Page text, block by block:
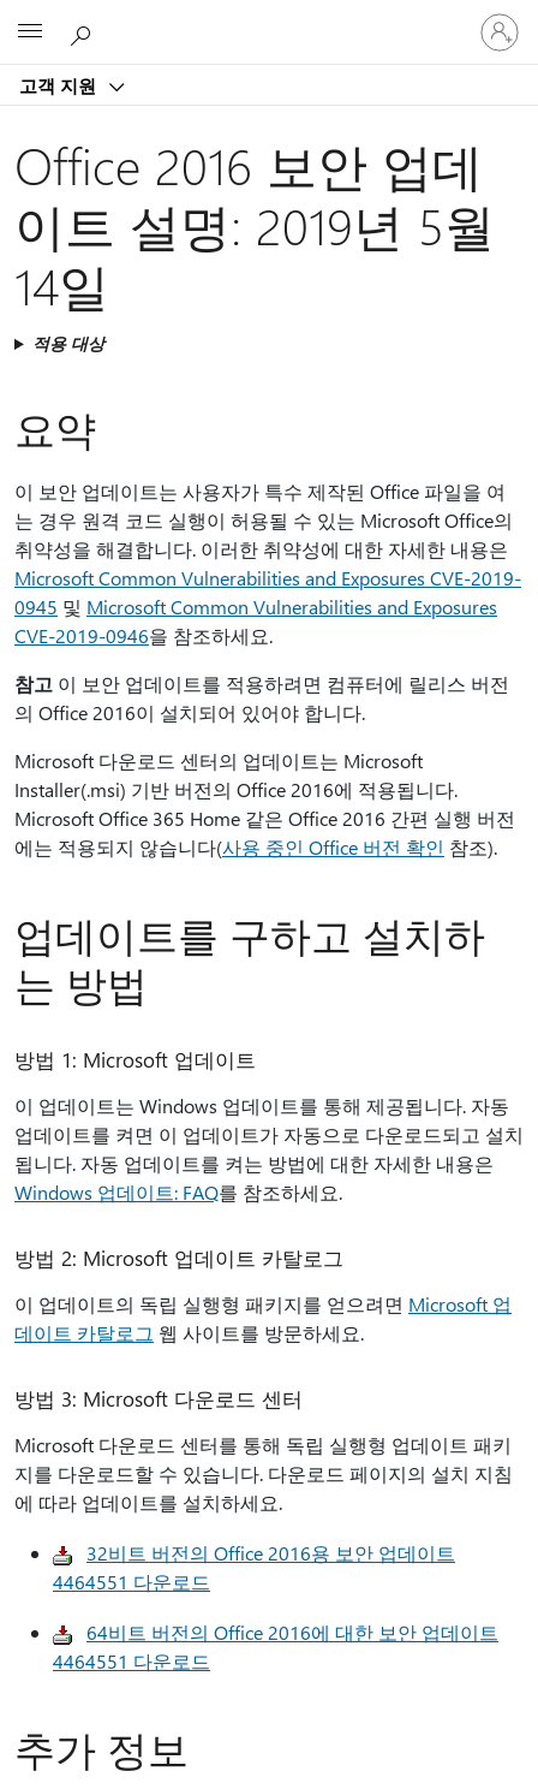
고객 지원
귀
하
계
로
인
Office 2016 보안 업데
이트 설명: 2019년 5월
14일
적용 대상
요약​​
이 보안 업데이트는 사용자가 특수 제작된 Office 파일을 여
는 경우 원격 코드 실행이 허용될 수 있는 Microsoft Office의
취약성을 해결합니다. 이러한 취약성에 대한 자세한 내용은
Microsoft Common Vulnerabilities and Exposures CVE-2019-
0945 및 Microsoft Common Vulnerabilities and Exposures
CVE-2019-0946을 참조하세요.
참고 이 보안 업데이트를 적용하려면 컴퓨터에 릴리스 버전
의 Office 2016이 설치되어 있어야 합니다.
Microsoft 다운로드 센터의 업데이트는 Microsoft
Installer(.msi) 기반 버전의 Office 2016에 적용됩니다.
Microsoft Office 365 Home 같은 Office 2016 간편 실행 버전
에는 적용되지 않습니다(사용 중인 Office 버전 확인 참조).
업데이트를 구하고 설치하
는 방법
방법 1: Microsoft 업데이트
이 업데이트는 Windows 업데이트를 통해 제공됩니다. 자동
업데이트를 켜면 이 업데이트가 자동으로 다운로드되고 설치
됩니다. 자동 업데이트를 켜는 방법에 대한 자세한 내용은
Windows 업데이트: FAQ를 참조하세요.
방법 2: Microsoft 업데이트 카탈로그
이 업데이트의 독립 실행형 패키지를 얻으려면 Microsoft 업
데이트 카탈로그 웹 사이트를 방문하세요.
방법 3: Microsoft 다운로드 센터
Microsoft 다운로드 센터를 통해 독립 실행형 업데이트 패키
지를 다운로드할 수 있습니다. 다운로드 페이지의 설치 지침
에 따라 업데이트를 설치하세요.
32비트 버전의 Office 2016용 보안 업데이트
4464551 다운로드
64비트 버전의 Office 2016에 대한 보안 업데이트
4464551 다운로드
추가 정보